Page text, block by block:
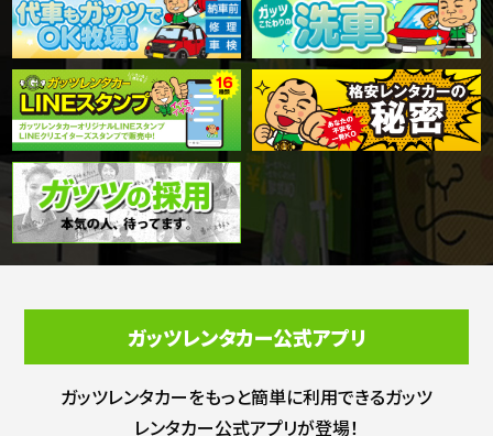
ガッツレンタカー公式アプリ
ガッツレンタカーをもっと簡単に利用できるガッツ
レンタカー公式アプリが登場！